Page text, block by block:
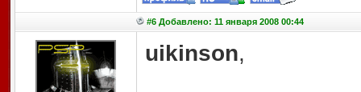
#6 Добавлено: 11 января 2008 00:44
uikinson,